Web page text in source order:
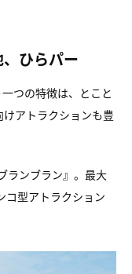
ひらパー
つの特徴は、とこと
アトラクションも豊
ランブラン』。最大
コ型アトラクション